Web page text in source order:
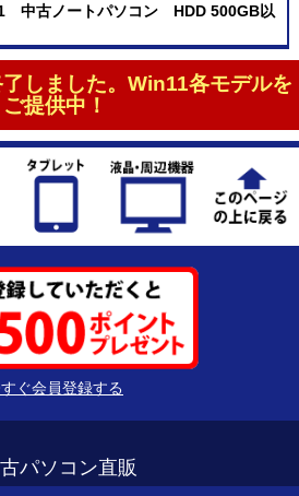
古ノートパソコン HDD 500GB以
しました。Win11各モデルを
ご提供中！
ぐ会員登録する
パソコン直販